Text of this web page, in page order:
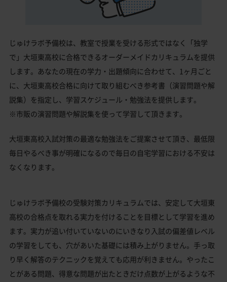
じゅけラボ予備校は、教室で授業を受ける形式ではなく「独学
で」大垣東高校に合格できるオーダーメイドカリキュラムを提供
します。あなたの現在の学力・出題傾向に合わせて、1ヶ月ごと
に、大垣東高校合格に向けて取り組むべき参考書（演習問題や解
説集）を指定し、学習スケジュール・勉強法を提供します。
※市販の演習問題や解説集を使って学習して頂きます。
大垣東高校入試対策の最適な勉強法をご提案させて頂き、最低限
毎日やるべき事が明確になるので毎日の自宅学習における不安は
なくなります。
じゅけラボ予備校の受験対策カリキュラムでは、安定して大垣東
高校の合格点を取れる実力を付けることを目標として学習を進め
ます。実力が追い付いていないのにいきなり入試の偏差値レベル
の学習をしても、穴があいた基礎には積み上がりません。手っ取
り早く解答のテクニックを覚えても応用が利きません。やったこ
とがある問題、得意な問題が出たときだけ点数が上がるような不